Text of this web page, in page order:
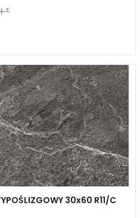
*
30x60 R11/C